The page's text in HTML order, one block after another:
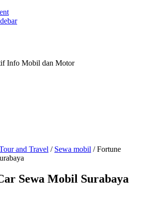
Info Mobil dan Motor
and Travel / Sewa mobil /Fortune
Sewa Mobil Surabaya